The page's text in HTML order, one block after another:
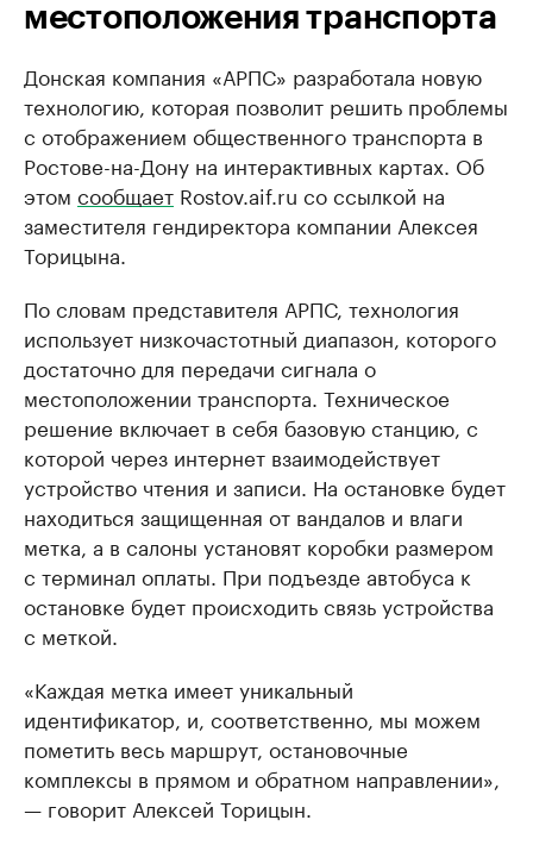
местоположения транспорта
Донская компания «АРПС» разработала новую
технологию, которая позволит решить проблемы
с отображением общественного транспорта в
Ростове-на-Дону на интерактивных картах. Об
этом сообщает Rostov.aif.ru со ссылкой на
заместителя гендиректора компании Алексея
Торицына.
По словам представителя АРПС, технология
использует низкочастотный диапазон, которого
достаточно для передачи сигнала о
местоположении транспорта. Техническое
решение включает в себя базовую станцию, с
которой через интернет взаимодействует
устройство чтения и записи. На остановке будет
находиться защищенная от вандалов и влаги
метка, а в салоны установят коробки размером
с терминал оплаты. При подъезде автобуса к
остановке будет происходить связь устройства
с меткой.
«Каждая метка имеет уникальный
идентификатор, и, соответственно, мы можем
пометить весь маршрут, остановочные
комплексы в прямом и обратном направлении»,
— говорит Алексей Торицын.